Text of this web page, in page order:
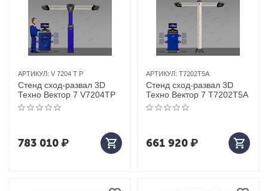
АРТИКУЛ: V 7204 T P
Стенд сход-развал 3D
Техно Вектор 7 V7204TP
783 010₽
АРТИКУЛ: T7202T5A
Стенд сход-развал 3D
Техно Вектор 7 T7202T5A
661 920₽